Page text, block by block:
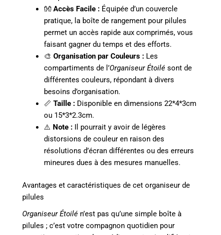
👐 Accès Facile :Équipée d’un couvercle
pratique, la boîte de rangement pour pilules
permet un accès rapide aux comprimés, vous
faisant gagner du temps et des efforts.
🎨 Organisation par Couleurs :Les
compartiments de l’Organiseur Étoilésont de
différentes couleurs, répondant à divers
besoins d’organisation.
📏 Taille :Disponible en dimensions 22*4*3cm
ou 15*3*2.3cm.
⚠️ Note :Il pourrait y avoir de légères
distorsions de couleur en raison des
résolutions d’écran différentes ou des erreurs
mineures dues à des mesures manuelles.
Avantages et caractéristiques de cet organiseur de
pilules
Organiseur Étoilé n’est pas qu’une simple boîte à
pilules ; c’est votre compagnon quotidien pour